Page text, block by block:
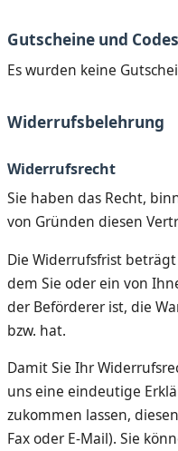
Gutscheine und
Es wurden keine
Widerrufsbelehrung
Widerrufsrecht
Sie haben das Recht,
von Gründen diesen
Die Widerrufsfrist
dem Sie oder ein von
der Beförderer ist, die
bzw. hat.
Damit Sie Ihr
uns eine eindeutige
zukommen lassen,
Fax oder E-Mail). Sie